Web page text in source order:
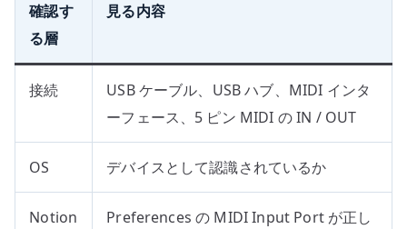
確認す
る層
見る内容
接続
USB ケーブル、USB ハブ、MIDI インタ
ーフェース、5 ピン MIDI の IN / OUT
OS デバイスとして認識されているか
Notion
Preferences の MIDI Input Port が正し